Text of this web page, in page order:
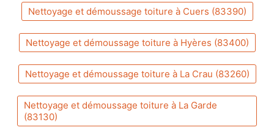
Nettoyage et démoussage toiture à Cuers (83390)
Nettoyage et démoussage toiture à Hyères (83400)
Nettoyage et démoussage toiture à La Crau (83260)
Nettoyage et démoussage toiture à La Garde
(83130)